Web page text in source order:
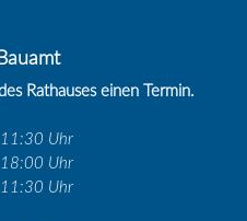
Rathauses einen Termin.
Uhr
Uhr
Uhr